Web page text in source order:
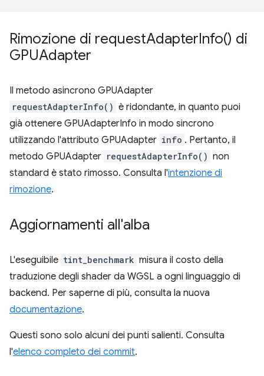
Rimozione di requestAdapterInfo() di
GPUAdapter
Il metodo asincrono GPUAdapter
requestAdapterInfo() è ridondante, in quanto puoi
già ottenere GPUAdapterInfo in modo sincrono
utilizzando l'attributo GPUAdapter info . Pertanto, il
metodo GPUAdapter requestAdapterInfo() non
standard è stato rimosso. Consulta l'intenzione di
rimozione.
Aggiornamenti all'alba
L'eseguibile tint_benchmark misura il costo della
traduzione degli shader da WGSL a ogni linguaggio di
backend. Per saperne di più, consulta la nuova
documentazione.
Questi sono solo alcuni dei punti salienti. Consulta
l'elenco completo dei commit.